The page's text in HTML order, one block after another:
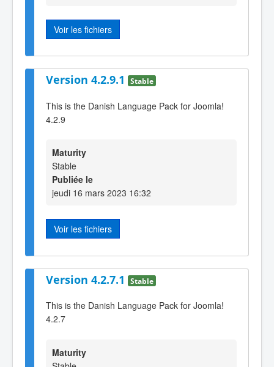
Voir les fichiers
Version 4.2.9.1 Stable
This is the Danish Language Pack for Joomla!
4.2.9
Maturity
Stable
Publiée le
jeudi 16 mars 2023 16:32
Voir les fichiers
Version 4.2.7.1 Stable
This is the Danish Language Pack for Joomla!
4.2.7
Maturity